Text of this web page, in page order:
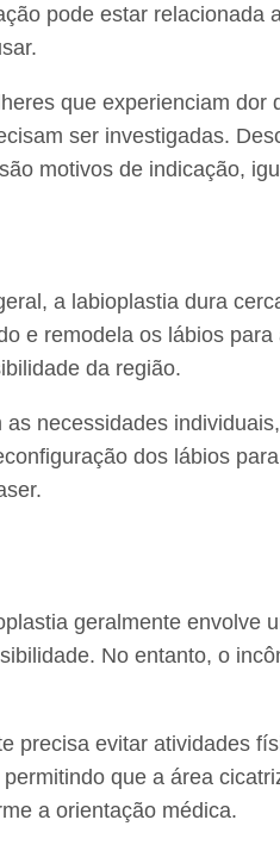
pode estar relacionada
que experienciam
ser investigadas.
motivos de indicação,
a labioplastia dura
e remodela os lábios
da região.
necessidades
dos lábios
geralmente envolve
No entanto, o
precisa evitar atividades
que a área
a orientação médica.